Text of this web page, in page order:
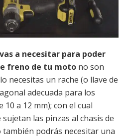
a necesitar para poder
freno de tu moto no son
necesitas un rache (o llave de
adecuada para los
a 12 mm); con el cual
las pinzas al chasis de
también podrás necesitar una